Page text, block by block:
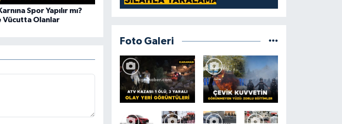
Spor Yapılır mı?
Vücutta Olanlar
Foto Galeri